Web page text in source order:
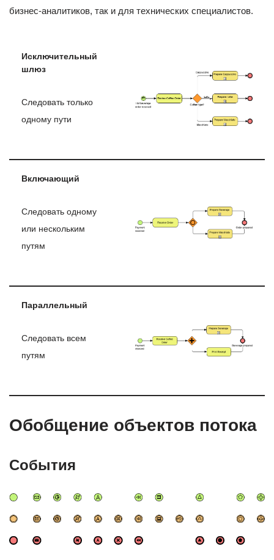
бизнес-аналитиков, так и для технических специалистов.
Исключительный
шлюз
Следовать только
одному пути
Включающий
Следовать одному
или нескольким
путям
Параллельный
Следовать всем
путям
Обобщение объектов потока
События